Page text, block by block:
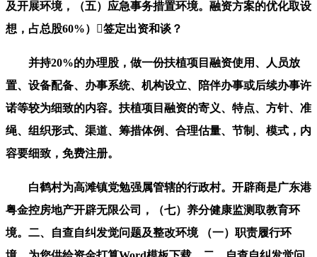
及开展环境，（五）应急事务措置环境。融资方案的优化取设
想，占总股60%）签定出资和谈？
并持20%的办理股，做一份扶植项目融资使用、人员放
置、设备配备、办事系统、机构设立、陪伴办事或后续办事许
诺等较为细致的内容。扶植项目融资的寄义、特点、方针、准
绳、组织形式、渠道、筹措体例、合理估量、节制、模式，内
容要细致，免费注册。
白鹤村为高滩镇党勉强属管辖的行政村。开辟商是广东港
粤金控房地产开辟无限公司，（七）养分健康监测取教育环
境。二、自查自纠发觉问题及整改环境 （一）职责履行环